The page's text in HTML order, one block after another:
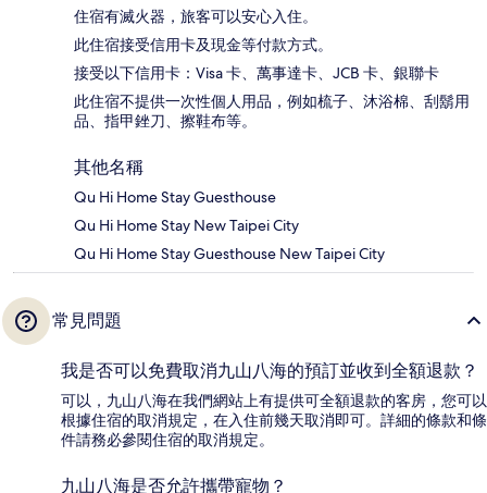
住宿有滅火器，旅客可以安心入住。
此住宿接受信用卡及現金等付款方式。
接受以下信用卡：Visa 卡、萬事達卡、JCB 卡、銀聯卡
此住宿不提供一次性個人用品，例如梳子、沐浴棉、刮鬍用
品、指甲銼刀、擦鞋布等。
其他名稱
Qu Hi Home Stay Guesthouse
Qu Hi Home Stay New Taipei City
Qu Hi Home Stay Guesthouse New Taipei City
常見問題
我是否可以免費取消九山八海的預訂並收到全額退款？
可以，九山八海在我們網站上有提供可全額退款的客房，您可以
根據住宿的取消規定，在入住前幾天取消即可。詳細的條款和條
件請務必參閱住宿的取消規定。
九山八海是否允許攜帶寵物？